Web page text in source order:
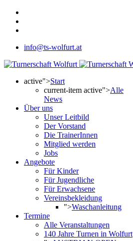
info@ts-wolfurt.at
active">Start
current-item active">Alle
News
Über uns
Unser Leitbild
Der Vorstand
Die TrainerInnen
Mitglied werden
Jobs
Angebote
Für Kinder
Für Jugendliche
Für Erwachsene
Vereinsbekleidung
">Waschanleitung
Termine
Alle Veranstaltungen
140 Jahre Turnen in Wolfurt